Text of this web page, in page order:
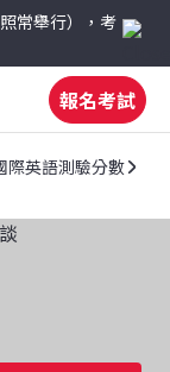
照常舉行），考
報名考試
際英語測驗分數